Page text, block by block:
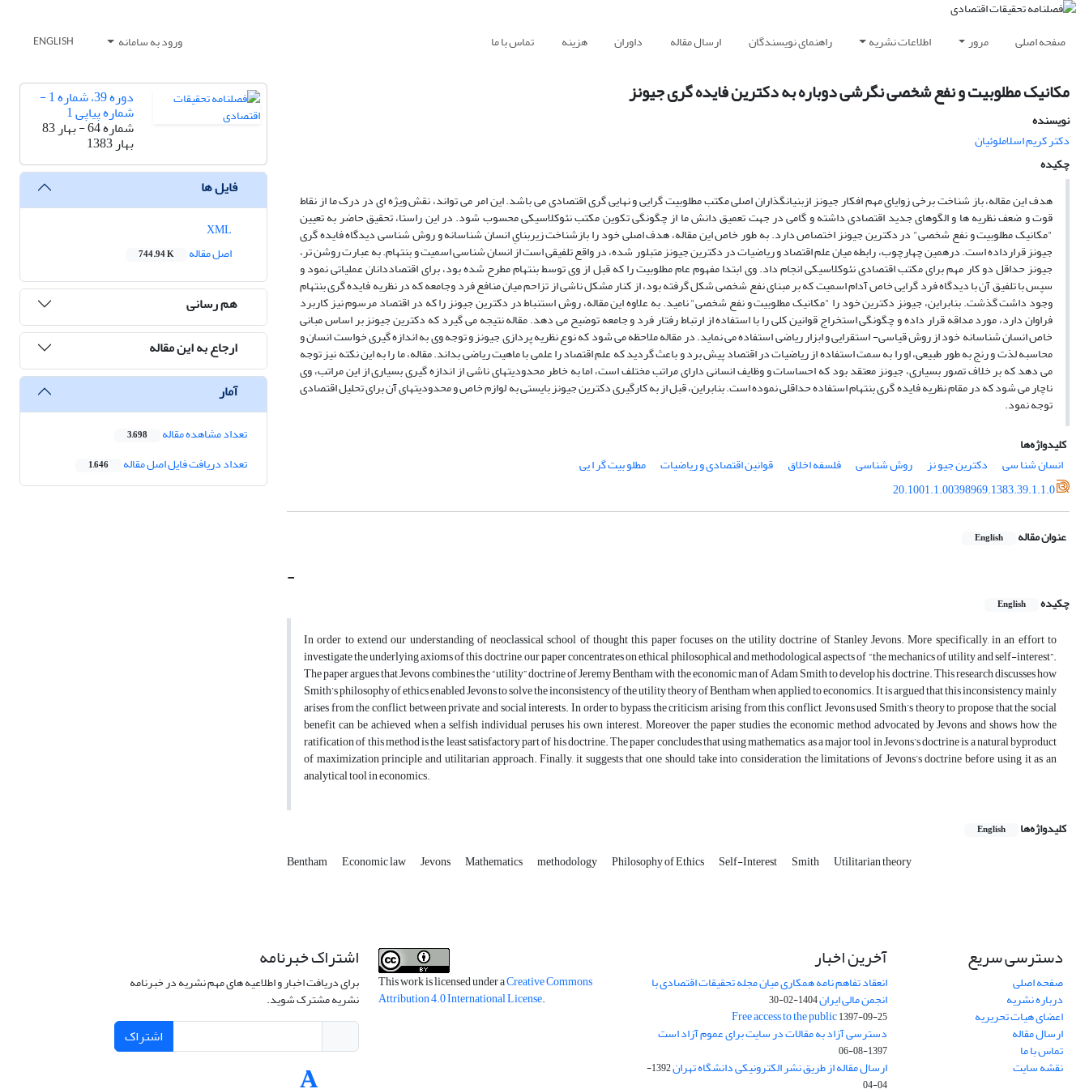
صفحه اصلی مرور اطلاعات نشریه راهنمای نویسندگان ارسال مقاله داوران هزینه تماس با ما ورود به سامانه ENGLISH
مکانیک مطلوبیت و نفع شخصی نگرشی دوباره به دکترین فایده گری جیونز
نویسنده
دکتر کریم اسلاملوئیان
چکیده
هدف این مقاله، باز شناخت برخی زوایای مهم افکار جیونز ازبنیانگذاران اصلی مکتب مطلوبیت گرایی و نهایی گری اقتصادی می باشد. این امر می تواند، نقش ویژه ای در درک ما از نقاط
قوت و ضعف نظریه ها و الگوهای جدید اقتصادی داشته و گامی در جهت تعمیق دانش ما از چگونگی تکوین مکتب نئوکلاسیکی محسوب شود. در این راستا، تحقیق حاضر به تعیین
"مکانیک مطلوبیت و نفع شخصی" در دکترین جیونز اختصاص دارد. به طور خاص این مقاله، هدف اصلی خود را بازشناخت زیربنایِ انسان شناسانه و روش شناسی دیدگاه فایده گری
جیونز قرارداده است. درهمین چهارچوب، رابطه میان علم اقتصاد و ریاضیات در دکترین جیونز متبلور شده، در واقع تلفیقی است از انسان شناسی اسمیت و بنتهام. به عبارت روشن تر،
جیونز حداقل دو کار مهم برای مکتب اقتصادی نئوکلاسیکی انجام داد. وی ابتدا مفهوم عام مطلوبیت را که قبل از وی توسط بنتهام مطرح شده بود، برای اقتصاددانان عملیاتی نمود و
سپس با تلفیق آن با دیدگاه فرد گرایی خاص آدام اسمیت که بر مبنای نفع شخصی شکل گرفته بود، از کنار مشکل ناشی از تزاحم میان منافع فرد وجامعه که در نظریه فایده گری بنتهام
وجود داشت گذشت. بنابراین، جیونز دکترین خود را "مکانیک مطلوبیت و نفع شخصی" نامید. به علاوه این مقاله، روش استنباط در دکترین جیونز را که در اقتصاد مرسوم نیز کاربرد
فراوان دارد، مورد مداقه قرار داده و چگونگی استخراج قوانین کلی را با استفاده از ارتباط رفتار فرد و جامعه توضیح می دهد. مقاله نتیجه می گیرد که دکترین جیونز بر اساس مبانی
خاص انسان شناسانه خود از روش قیاسی- استقرایی و ابزار ریاضی استفاده می نماید. در مقاله ملاحظه می شود که نوع نظریه پردازی جیونز و توجه وی به اندازه گیری خواست انسان و
محاسبه لذت و رنج به طور طبیعی، او را به سمت استفاده از ریاضیات در اقتصاد پیش برد و باعث گردید که علم اقتصاد را علمی با ماهیت ریاضی بداند. مقاله، ما را به این نکته نیز توجه
می دهد که بر خلاف تصور بسیاری، جیونز معتقد بود که احساسات و وظایف انسانی دارای مراتب مختلف است، اما به خاطر محدودیتهای ناشی از اندازه گیری بسیاری از این مراتب، وی
ناچار می شود که در مقام نظریه فایده گری بنتهام استفاده حداقلی نموده است. بنابراین، قبل از به کارگیری دکترین جیونز بایستی به لوازم خاص و محدودیتهای آن برای تحلیل اقتصادی
توجه نمود.
کلیدواژه‌ها
انسان شنا سی
دکترین جیو نز روش شناسی فلسفه اخلاق قوانین اقتصادی و ریاضیات
مطلو بیت گر ا یی
20.1001.1.00398969.1383.39.1.1.0
عنوان مقاله English
-
چکیده English
In order to extend our understanding of neoclassical school of thought this paper focuses on the utility doctrine of Stanley Jevons. More specifically, in an effort to
investigate the underlying axioms of this doctrine, our paper concentrates on ethical, philosophical and methodological aspects of “the mechanics of utility and self-interest”.
The paper argues that Jevons combines the “utility” doctrine of Jeremy Bentham with the economic man of Adam Smith to develop his doctrine. This research discusses how
Smith’s philosophy of ethics enabled Jevons to solve the inconsistency of the utility theory of Bentham when applied to economics. It is argued that this inconsistency mainly
arises from the conflict between private and social interests. In order to bypass the criticism arising from this conflict, Jevons used Smith’s theory to propose that the social
benefit can be achieved when a selfish individual peruses his own interest. Moreover, the paper studies the economic method advocated by Jevons and shows how the
ratification of this method is the least satisfactory part of his doctrine. The paper concludes that using mathematics, as a major tool in Jevons’s doctrine is a natural byproduct
of maximization principle and utilitarian approach. Finally, it suggests that one should take into consideration the limitations of Jevons’s doctrine before using it as an
analytical tool in economics.
کلیدواژه‌ها English
Bentham Economic law Jevons Mathematics methodology Philosophy of Ethics Self-Interest Smith Utilitarian theory
دوره 39، شماره 1 -
شماره پیاپی 1
شماره 64 - بهار 83
بهار 1383
فایل ها
اصل مقاله
744.94 K
هم رسانی
ارجاع به این مقاله
آمار
تعداد مشاهده مقاله 3,698
تعداد دریافت فایل اصل مقاله 1,646
دسترسی سریع
صفحه اصلی
درباره نشریه
اعضای هیات تحریریه
ارسال مقاله
تماس با ما
نقشه سایت
آخرین اخبار
انعقاد تفاهم نامه همکاری میان مجله تحقیقات اقتصادی با
انجمن مالی ایران1404-02-30
Free access to the public1397-09-25
دسترسی آزاد به مقالات در سایت برای عموم آزاد است
1397-08-06
ارسال مقاله از طریق نشر الکترونیکی دانشگاه تهران
1392-
This work is licensed under aCreative Commons
Attribution 4.0 International License.
اشتراک خبرنامه
برای دریافت اخبار و اطلاعیه های مهم نشریه در خبرنامه
نشریه مشترک شوید.
اشتراک